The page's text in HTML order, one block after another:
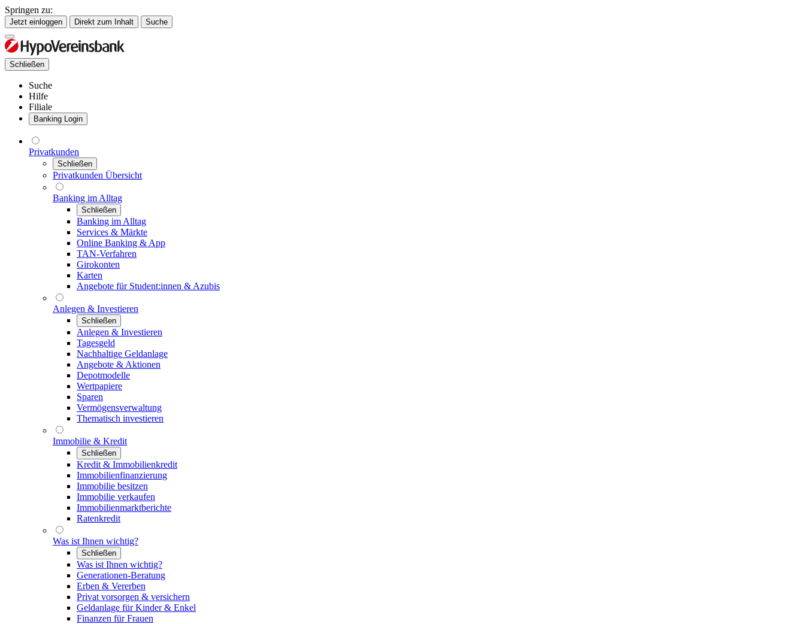
Springen zu:
Jetzt einloggen Direkt zum Inhalt Suche
Schließen
Suche
Hilfe
Filiale
Banking Login
Privatkunden
Schließen
Privatkunden Übersicht
Banking im Alltag
Schließen
Banking im Alltag
Services & Märkte
Online Banking & App
TAN-Verfahren
Girokonten
Karten
Angebote für Student:innen & Azubis
Anlegen & Investieren
Schließen
Anlegen & Investieren
Tagesgeld
Nachhaltige Geldanlage
Angebote & Aktionen
Depotmodelle
Wertpapiere
Sparen
Vermögensverwaltung
Thematisch investieren
Immobilie & Kredit
Schließen
Kredit & Immobilienkredit
Immobilienfinanzierung
Immobilie besitzen
Immobilie verkaufen
Immobilienmarktberichte
Ratenkredit
Was ist Ihnen wichtig?
Schließen
Was ist Ihnen wichtig?
Generationen-Beratung
Erben & Vererben
Privat vorsorgen & versichern
Geldanlage für Kinder & Enkel
Finanzen für Frauen